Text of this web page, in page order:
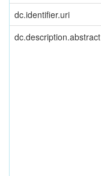
dc.identifier.uri
dc.description.abstract